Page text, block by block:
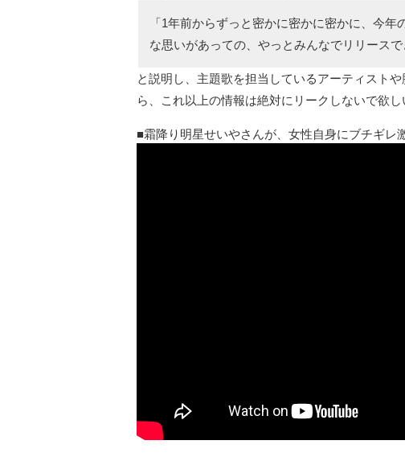
「1年前からずっと密かに密かに密かに、今
な思いがあっての、やっとみんなでリリースで
と説明し、主題歌を担当しているアーティスト
ら、これ以上の情報は絶対にリークしないで欲し
霜降り明星せいやさんが、女性自身にブチギレ